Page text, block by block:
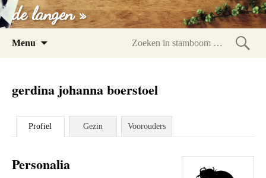
de langen »
Menu
gerdina johanna boerstoel
Profiel Gezin Voorouders
Personalia